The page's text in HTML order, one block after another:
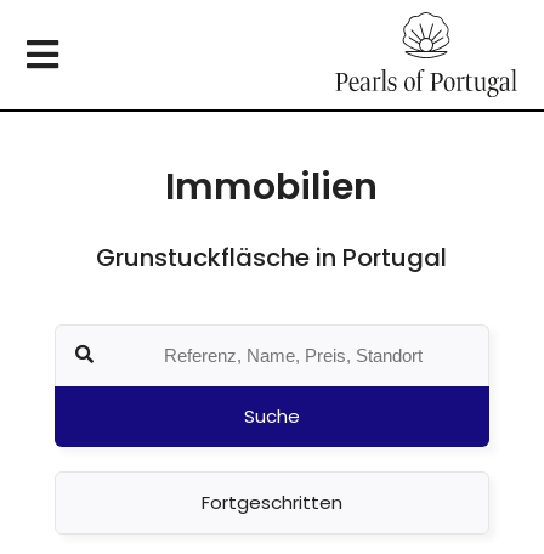
Immobilien
Grunstuckfläsche in Portugal
Suche
Fortgeschritten